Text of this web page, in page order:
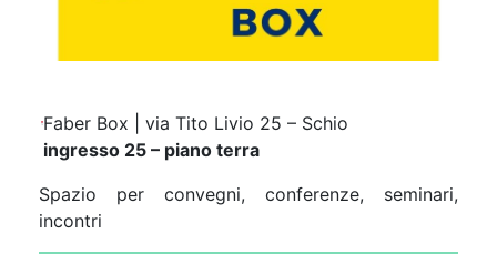
Faber Box | via Tito Livio 25 – Schio
ingresso 25 – piano terra
Spazio per convegni, conferenze, seminari,
incontri